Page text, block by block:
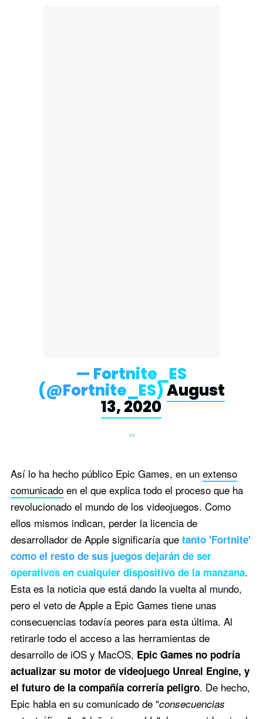
— Fortnite_ES
(@Fortnite_ES)August
13, 2020
Así lo ha hecho público Epic Games, en un extenso
comunicadoen el que explica todo el proceso que ha
revolucionado el mundo de los videojuegos. Como
ellos mismos indican, perder la licencia de
desarrollador de Apple significaría que tanto 'Fortnite'
como el resto de sus juegos dejarán de ser
operativos en cualquier dispositivo de la manzana.
Esta es la noticia que está dando la vuelta al mundo,
pero el veto de Apple a Epic Games tiene unas
consecuencias todavía peores para esta última. Al
retirarle todo el acceso a las herramientas de
desarrollo de iOS y MacOS, Epic Games no podría
actualizar su motor de videojuego Unreal Engine, y
el futuro de la compañía correría peligro. De hecho,
Epic habla en su comunicado de "consecuencias